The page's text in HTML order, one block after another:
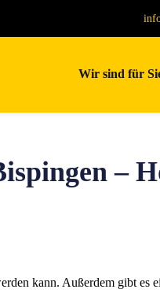
Wir sind für
–
kann. Außerdem gibt es